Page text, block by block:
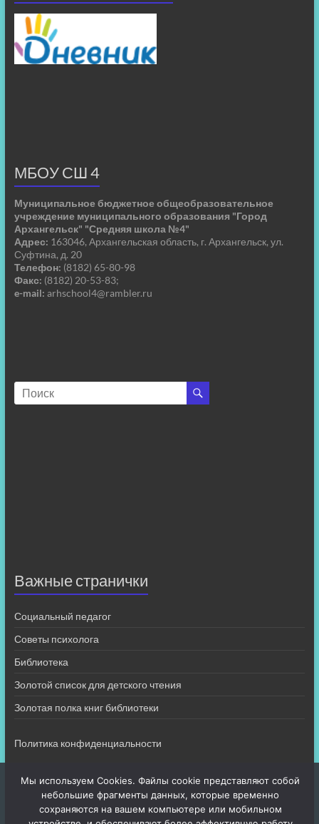
МБОУ СШ 4
Муниципальное бюджетное общеобразовательное
учреждение муниципального образования "Город
Архангельск" "Средняя школа №4"
Адрес: 163046, Архангельская область, г. Архангельск, ул.
Суфтина, д. 20
Телефон: (8182) 65-80-98
Факс: (8182) 20-53-83;
e-mail: arhschool4@rambler.ru
Важные странички
Социальный педагог
Советы психолога
Библиотека
Золотой список для детского чтения
Золотая полка книг библиотеки
Политика конфиденциальности
Мы используем Cookies. Файлы cookie представляют собой
небольшие фрагменты данных, которые временно
сохраняются на вашем компьютере или мобильном